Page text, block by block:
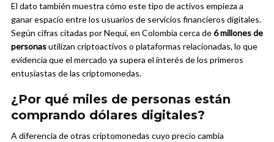
El dato también muestra cómo este tipo de activos empieza a
ganar espacio entre los usuarios de servicios financieros digitales.
Según cifras citadas por Nequi, en Colombia cerca de6 millones de
personasutilizan criptoactivos o plataformas relacionadas, lo que
evidencia que el mercado ya supera el interés de los primeros
entusiastas de las criptomonedas.
¿Por qué miles de personas están
comprando dólares digitales?
A diferencia de otras criptomonedas cuyo precio cambia